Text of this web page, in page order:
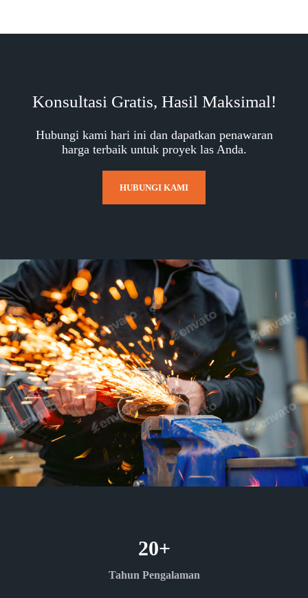
Konsultasi Gratis, Hasil Maksimal!
Hubungi kami hari ini dan dapatkan penawaran
harga terbaik untuk proyek las Anda.
HUBUNGI KAMI
Tahun Pengalaman
20+